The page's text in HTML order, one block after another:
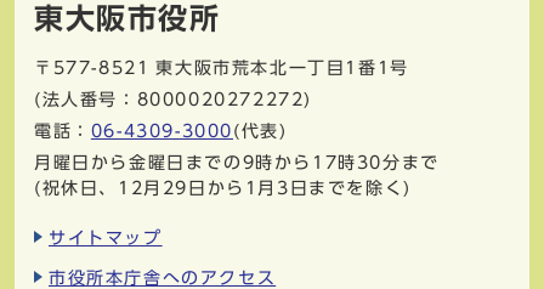
東大阪市役所
〒577-8521
東大阪市荒本北一丁目1番1号
(法人番号：8000020272272)
電話： 06-4309-3000 (代表)
月曜日から金曜日までの9時から17時30分まで
(祝休日、12月29日から1月3日までを除く)
サイトマップ
市役所本庁舎へのアクセス